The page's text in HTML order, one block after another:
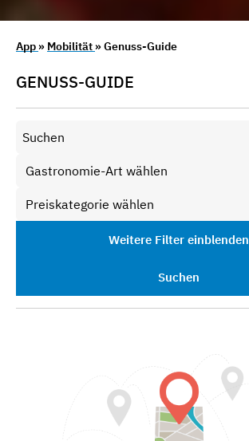
App » Mobilität » Genuss-Guide
GENUSS-GUIDE
Weitere Filter einblenden
Suchen